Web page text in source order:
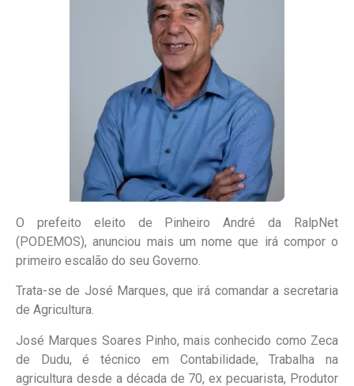
O prefeito eleito de Pinheiro André da RalpNet
(PODEMOS), anunciou mais um nome que irá compor o
primeiro escalão do seu Governo.
Trata-se de José Marques, que irá comandar a secretaria
de Agricultura.
José Marques Soares Pinho, mais conhecido como Zeca
de Dudu, é técnico em Contabilidade, Trabalha na
agricultura desde a década de 70, ex pecuarista, Produtor